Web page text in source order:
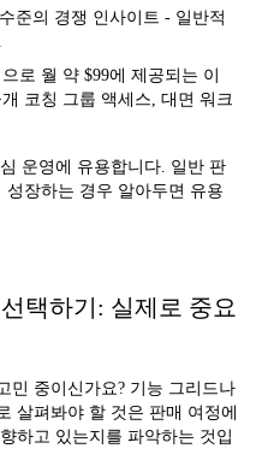
준의 경쟁 인사이트 - 일반적
로 월 약 $99에 제공되는 이
코칭 그룹 액세스, 대면 워크
운영에 유용합니다. 일반 판
장하는 경우 알아두면 유용
택하기: 실제로 중요
민 중이신가요? 기능 그리드나
살펴봐야 할 것은 판매 여정에
하고 있는지를 파악하는 것입